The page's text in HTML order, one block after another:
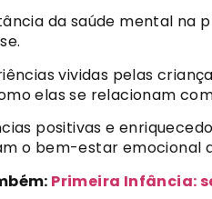
da saúde mental na
vividas pelas
elas se relacionam
positivas e
o bem-estar emocional
Primeira Infância: